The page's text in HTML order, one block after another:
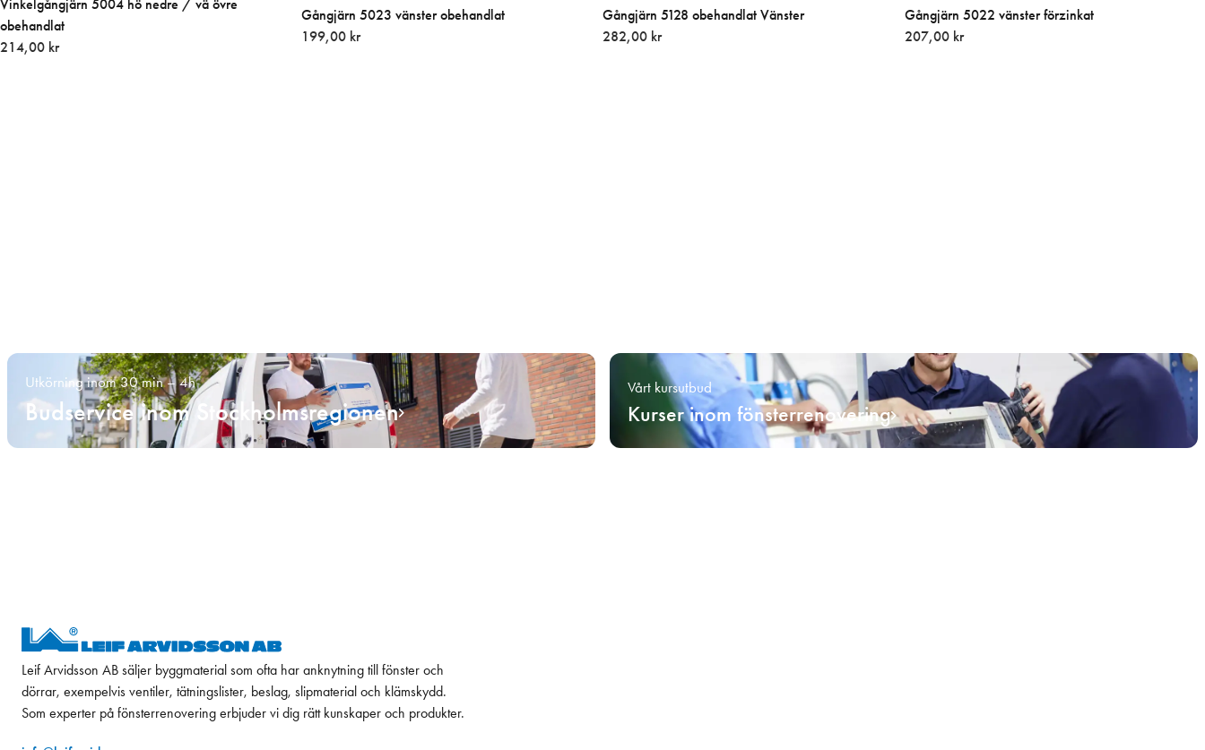
Vinkelgångjärn 5004 hö nedre / vä övre
obehandlat
214,00 kr
Gångjärn 5023 vänster obehandlat
199,00 kr
Gångjärn 5128 obehandlat Vänster
282,00 kr
Gångjärn 5022 vänster förzinkat
207,00 kr
Utkörning inom 30 min – 4h
Budservice inom Stockholmsregionen
Vårt kursutbud
Kurser inom fönsterrenovering
Leif Arvidsson AB säljer byggmaterial som ofta har anknytning till fönster och
dörrar, exempelvis ventiler, tätningslister, beslag, slipmaterial och klämskydd.
Som experter på fönsterrenovering erbjuder vi dig rätt kunskaper och produkter.